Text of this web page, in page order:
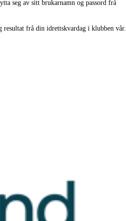
seg av sitt brukarnamn og passord frå
frå din idrettskvardag i klubben vår.